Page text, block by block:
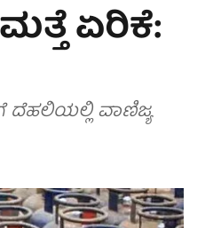
ಏರಿಕೆ:
ದೆಹಲಿಯಲ್ಲಿ ವಾಣಿಜ್ಯ